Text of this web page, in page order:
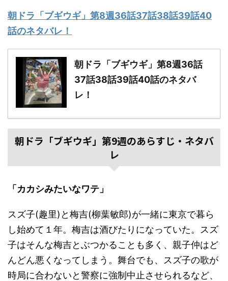
朝ドラ「ブギウギ」第8週36話37話38話39話40
話のネタバレ！
朝ドラ「ブギウギ」第8週36話
37話38話39話40話のネタバ
レ！
朝ドラ「ブギウギ」第9週のあらすじ・ネタバ
レ
「カカシみたいなワテ」
スズ子(趣里)と梅吉(柳葉敏郎)が一緒に東京で暮ら
し始めて１年。梅吉は酒びたりになっていた。スズ
子はそんな梅吉とぶつかることも多く、親子仲はど
んどん悪くなってしまう。舞台でも、スズ子の歌が
時局に合わないと警察に強制中止させられるなど、